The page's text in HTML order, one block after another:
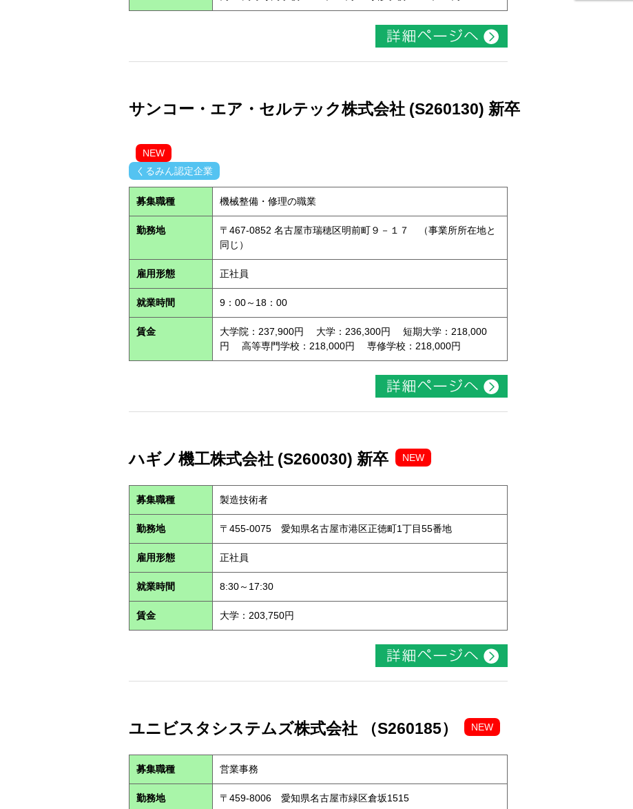
サンコー・エア・セルテック株式会社 (S260130) 新卒
NEW
くるみん認定企業
募集職種 機械整備・修理の職業
勤務地
〒467-0852 名古屋市瑞穂区明前町９－１７ （事業所所在地と
同じ）
雇用形態 正社員
就業時間 9：00～18：00
賃金
大学院：237,900円 大学：236,300円 短期大学：218,000
円 高等専門学校：218,000円 専修学校：218,000円
ハギノ機工株式会社 (S260030) 新卒 NEW
募集職種 製造技術者
勤務地 〒455-0075 愛知県名古屋市港区正徳町1丁目55番地
雇用形態 正社員
就業時間 8:30～17:30
賃金 大学：203,750円
ユニビスタシステムズ株式会社 （S260185） NEW
募集職種 営業事務
勤務地 〒459-8006 愛知県名古屋市緑区倉坂1515